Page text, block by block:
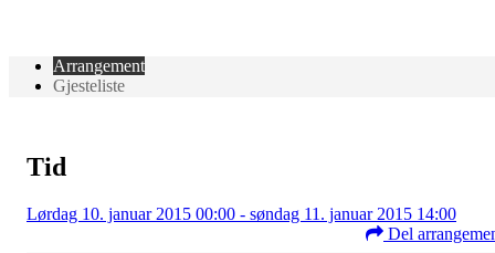
Arrangement
Gjesteliste
Tid
Lørdag 10. januar 2015 00:00 - søndag 11. januar 2015 14:00
Del